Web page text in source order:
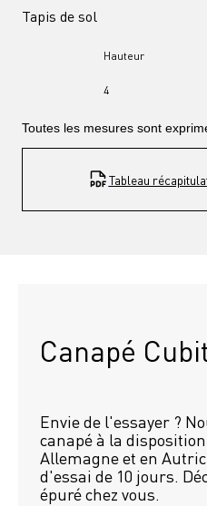
Tapis de sol
Hauteur
4
Tableau
Toutes les mesures sont
Canapé
Envie de l'essayer ?
canapé à la
Allemagne et en
d'essai de 10 jours.
épuré chez vous.